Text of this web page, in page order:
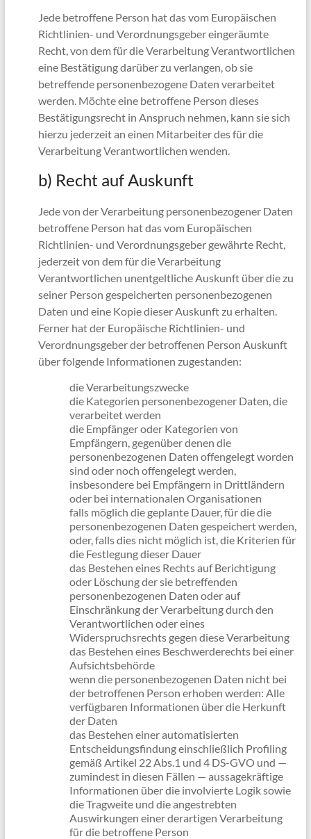
Jede betroffene Person hat das vom Europäischen
Richtlinien- und Verordnungsgeber eingeräumte
Recht, von dem für die Verarbeitung Verantwortlichen
eine Bestätigung darüber zu verlangen, ob sie
betreffende personenbezogene Daten verarbeitet
werden. Möchte eine betroffene Person dieses
Bestätigungsrecht in Anspruch nehmen, kann sie sich
hierzu jederzeit an einen Mitarbeiter des für die
Verarbeitung Verantwortlichen wenden.
b) Recht auf Auskunft
Jede von der Verarbeitung personenbezogener Daten
betroffene Person hat das vom Europäischen
Richtlinien- und Verordnungsgeber gewährte Recht,
jederzeit von dem für die Verarbeitung
Verantwortlichen unentgeltliche Auskunft über die zu
seiner Person gespeicherten personenbezogenen
Daten und eine Kopie dieser Auskunft zu erhalten.
Ferner hat der Europäische Richtlinien- und
Verordnungsgeber der betroffenen Person Auskunft
über folgende Informationen zugestanden:
die Verarbeitungszwecke
die Kategorien personenbezogener Daten, die
verarbeitet werden
die Empfänger oder Kategorien von
Empfängern, gegenüber denen die
personenbezogenen Daten offengelegt worden
sind oder noch offengelegt werden,
insbesondere bei Empfängern in Drittländern
oder bei internationalen Organisationen
falls möglich die geplante Dauer, für die die
personenbezogenen Daten gespeichert werden,
oder, falls dies nicht möglich ist, die Kriterien für
die Festlegung dieser Dauer
das Bestehen eines Rechts auf Berichtigung
oder Löschung der sie betreffenden
personenbezogenen Daten oder auf
Einschränkung der Verarbeitung durch den
Verantwortlichen oder eines
Widerspruchsrechts gegen diese Verarbeitung
das Bestehen eines Beschwerderechts bei einer
Aufsichtsbehörde
wenn die personenbezogenen Daten nicht bei
der betroffenen Person erhoben werden: Alle
verfügbaren Informationen über die Herkunft
der Daten
das Bestehen einer automatisierten
Entscheidungsfindung einschließlich Profiling
gemäß Artikel 22 Abs.1 und 4 DS-GVO und —
zumindest in diesen Fällen — aussagekräftige
Informationen über die involvierte Logik sowie
die Tragweite und die angestrebten
Auswirkungen einer derartigen Verarbeitung
für die betroffene Person